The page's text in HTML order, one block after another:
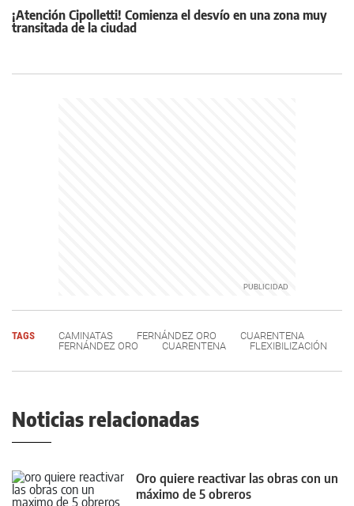
¡Atención Cipolletti! Comienza el desvío en una zona muy
transitada de la ciudad
TAGS CAMINATAS FERNÁNDEZ ORO
CUARENTENA
FERNÁNDEZ ORO
CUARENTENA FLEXIBILIZACIÓN
Noticias relacionadas
Oro quiere reactivar las obras con un
máximo de 5 obreros